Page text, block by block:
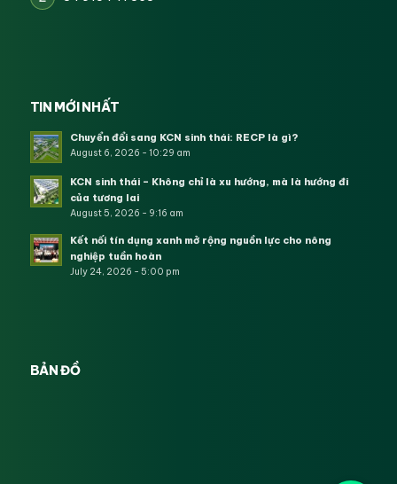
TIN MỚI NHẤT
Chuyển đổi sang KCN sinh thái: RECP là gì?
August 6, 2026 - 10:29 am
KCN sinh thái – Không chỉ là xu hướng, mà là hướng đi
của tương lai
August 5, 2026 - 9:16 am
Kết nối tín dụng xanh mở rộng nguồn lực cho nông
nghiệp tuần hoàn
July 24, 2026 - 5:00 pm
BẢN ĐỒ